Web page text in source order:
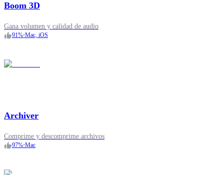
Boom 3D
Gana volumen y calidad de audio
91%•Mac, iOS
Archiver
Comprime y descomprime archivos
97%•Mac